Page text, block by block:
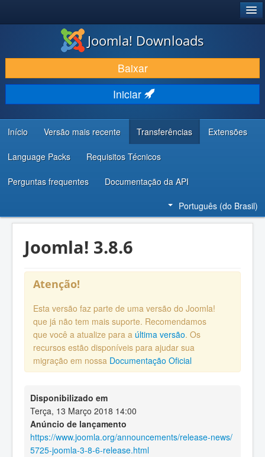
BAIXAR E APRIMORAR
DESCUBRA & APRENDA
COMUNIDADE & SUPORTE
RECURSOS PARA DESENVOLVEDORES
Joomla! Downloads
Baixar
Iniciar
Início Versão mais recente Transferências Extensões
Language Packs Requisitos Técnicos
Perguntas frequentes Documentação da API
Português (do Brasil)
Joomla! 3.8.6
Atenção!
Esta versão faz parte de uma versão do Joomla!
que já não tem mais suporte. Recomendamos
que você a atualize para a última versão. Os
recursos estão disponíveis para ajudar sua
migração em nossa Documentação Oficial
Disponibilizado em
Terça, 13 Março 2018 14:00
Anúncio de lançamento
https://www.joomla.org/announcements/release-news/
5725-joomla-3-8-6-release.html